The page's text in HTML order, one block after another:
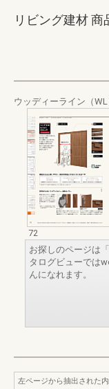
リビング建材
ウッディーライン（WL
72
お探しのページは
タログビューでは
んになれます。
左ページから抽出された